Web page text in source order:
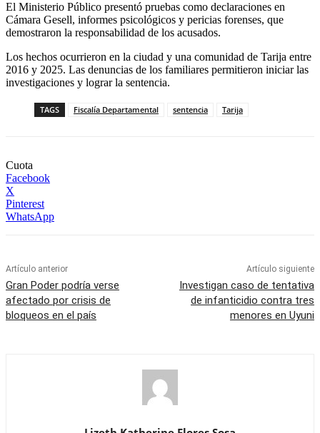
El Ministerio Público presentó pruebas como declaraciones en
Cámara Gesell, informes psicológicos y pericias forenses, que
demostraron la responsabilidad de los acusados.
Los hechos ocurrieron en la ciudad y una comunidad de Tarija entre
2016 y 2025. Las denuncias de los familiares permitieron iniciar las
investigaciones y lograr la sentencia.
TAGS Fiscalía Departamental sentencia Tarija
Cuota
Facebook
X
Pinterest
WhatsApp
Artículo anterior
Gran Poder podría verse
afectado por crisis de
bloqueos en el país
Artículo siguiente
Investigan caso de tentativa
de infanticidio contra tres
menores en Uyuni